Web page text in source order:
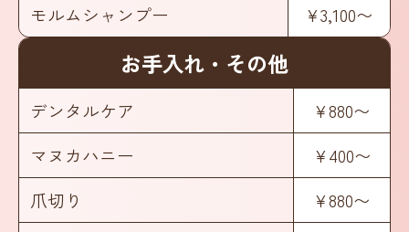
モルムシャンプー
¥3,100〜
お手入れ・その他
デンタルケア
¥880〜
マヌカハニー
¥400〜
爪切り
¥880〜